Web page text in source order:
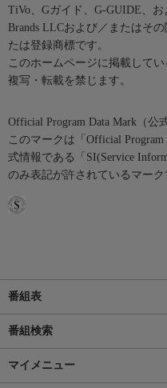
TiVo、Gガイド、G-GUIDE、
Brands LLCおよび／またはそ
たは登録商標です。
このホームページに掲載して
複写・転載を禁じます。
Official Program Data Mark（公
このマークは「Official
式情報である「SI(Service
のみ表記が許されているマーク
番組表
番組検索
マイメニュー